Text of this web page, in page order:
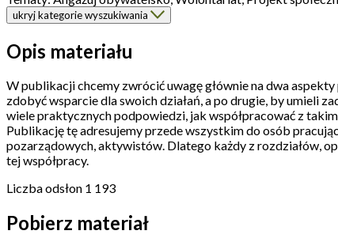
ukryj kategorie wyszukiwania
Opis materiału
W publikacji chcemy zwrócić uwagę głównie na dwa
zdobyć wsparcie dla swoich działań, a po drugie, by umieli
wiele praktycznych podpowiedzi, jak współpracować z
Publikację tę adresujemy przede wszystkim do osób
pozarządowych, aktywistów. Dlatego każdy z rozdziałów,
tej współpracy.
Liczba odsłon 1 193
Pobierz materiał